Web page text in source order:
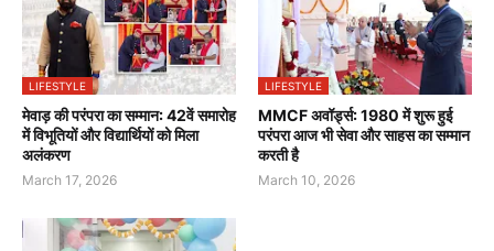
LIFESTYLE
मेवाड़ की परंपरा का सम्मान: 42वें समारोह
में विभूतियों और विद्यार्थियों को मिला
अलंकरण
March 17, 2026
LIFESTYLE
MMCF अवॉर्ड्स: 1980 में शुरू हुई
परंपरा आज भी सेवा और साहस का सम्मान
करती है
March 10, 2026